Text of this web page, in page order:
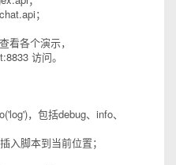
；
看各个演示，
访问。
，包括debug、info、
入脚本到当前位置；